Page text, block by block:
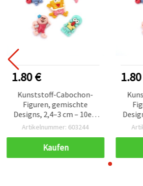
1.80 €
Kunststoff-Cabochon-
Figuren, gemischte
Designs, 2,4–3 cm – 10er-
Set
Artikelnummer: 603244
Kaufen